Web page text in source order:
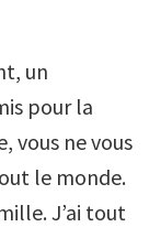
un
pour la
vous ne vous
le monde.
J’ai tout